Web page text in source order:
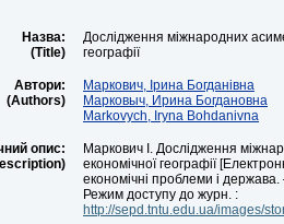
Назва:
(Title)
Дослідження міжнародних
географії
Автори:
(Authors)
Маркович, Ірина Богданівна
Марковыч, Ирина Богдановна
Markovych, Iryna Bohdanivna
опис:
Маркович І. Дослідження
економічної географії
економічні проблеми і
Режим доступу до журн. :
http://sepd.tntu.edu.ua/images/